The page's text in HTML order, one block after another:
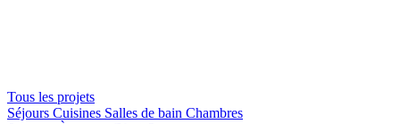
Tous les projets
Séjours Cuisines Salles de bain Chambres